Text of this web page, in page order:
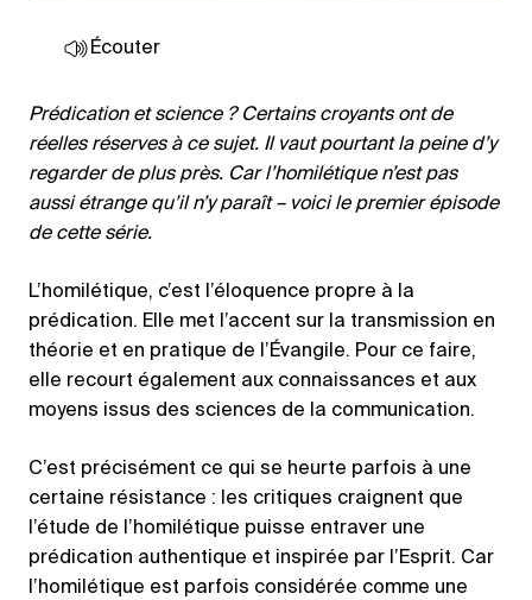
Écouter
Prédication et science ? Certains croyants ont de
réelles réserves à ce sujet. Il vaut pourtant la peine d’y
regarder de plus près. Car l’homilétique n’est pas
aussi étrange qu’il n’y paraît – voici le premier épisode
de cette série.
L’homilétique, c’est l’éloquence propre à la
prédication. Elle met l’accent sur la transmission en
théorie et en pratique de l’Évangile. Pour ce faire,
elle recourt également aux connaissances et aux
moyens issus des sciences de la communication.
C’est précisément ce qui se heurte parfois à une
certaine résistance : les critiques craignent que
l’étude de l’homilétique puisse entraver une
prédication authentique et inspirée par l’Esprit. Car
l’homilétique est parfois considérée comme une